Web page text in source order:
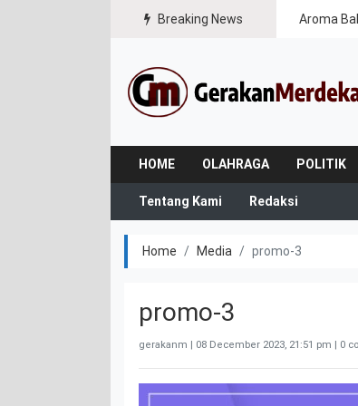
Breaking News Aroma
HOME OLAHRAGA POLITIK
Tentang Kami Redaksi
Home Media promo-3
promo-3
gerakanm | 08 December 2023, 21:51 pm | 0